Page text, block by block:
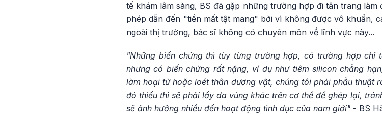
tế khám lâm sàng, BS đã gặp những trường hợp đi tân trang
phép dẫn đến "tiền mất tật mang" bởi vì không được vô khuẩn,
ngoài thị trường, bác sĩ không có chuyên môn về lĩnh vực này...
"Những biến chứng thì tùy từng trường hợp, có trường hợp
nhưng có biến chứng rất nặng, ví dụ như tiêm silicon chẳng
làm hoại tử hoặc loét thân dương vật, chúng tôi phải phẫu thuật
đó thiếu thì sẽ phải lấy da vùng khác trên cơ thể để ghép lại,
sẽ ảnh hưởng nhiều đến hoạt động tình dục của nam giới" - BS